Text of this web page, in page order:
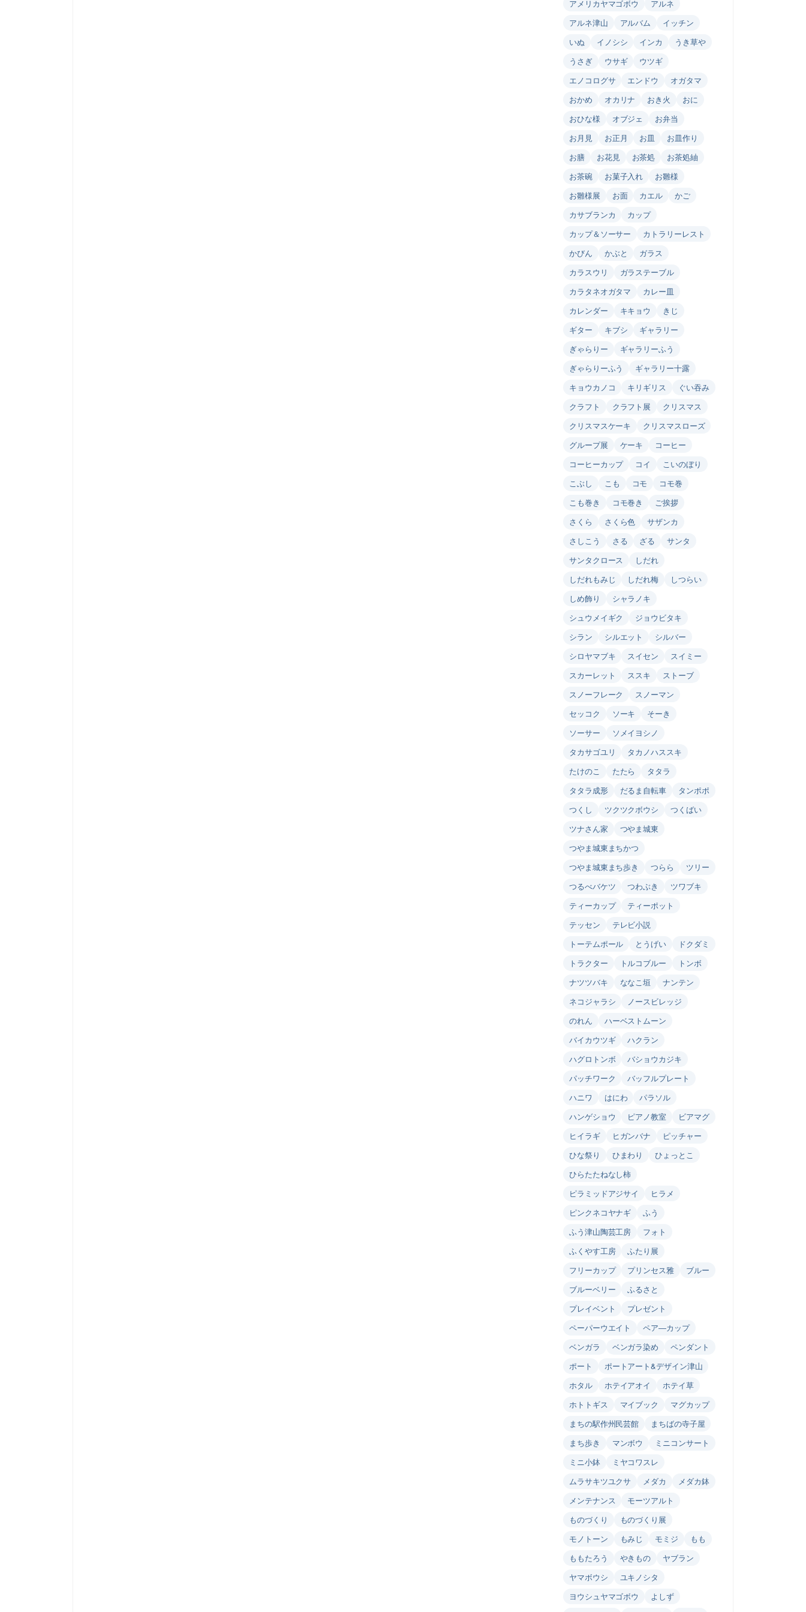
アメリカヤマゴボウ
アルネ
アルネ津山
アルバム
イッチン
いぬ
イノシシ インカ
うき草や
うさぎ
ウサギ
ウツギ
エノコログサ
エンドウ
オガタマ
おかめ
オカリナ おき火
おに
おひな様
オブジェ
お弁当
お月見
お正月 お皿
お皿作り
お膳
お花見 お茶処
お茶処紬
お茶碗
お菓子入れ
お雛様
お雛様展
お面 カエル
かご
カサブランカ
カップ
カップ＆ソーサー
カトラリーレスト
かびん
かぶと
ガラス
カラスウリ
ガラステーブル
カラタネオガタマ
カレー皿
カレンダー
キキョウ
きじ
ギター
キブシ
ギャラリー
ぎゃらりー
ギャラリーふう
ぎゃらりーふう
ギャラリー十露
キョウカノコ
キリギリス
ぐい吞み
クラフト
クラフト展
クリスマス
クリスマスケーキ
クリスマスローズ
グループ展
ケーキ
コーヒー
コーヒーカップ
コイ
こいのぼり
こぶし
こも コモ
コモ巻
こも巻き
コモ巻き
ご挨拶
さくら
さくら色
サザンカ
さしこう
さる ざる
サンタ
サンタクロース
しだれ
しだれもみじ
しだれ梅
しつらい
しめ飾り
シャラノキ
シュウメイギク
ジョウビタキ
シラン
シルエット
シルバー
シロヤマブキ
スイセン
スイミー
スカーレット
ススキ
ストーブ
スノーフレーク
スノーマン
セッコク
ソーキ
そーき
ソーサー
ソメイヨシノ
タカサゴユリ
タカノハススキ
たけのこ
たたら
タタラ
タタラ成形
だるま自転車
タンポポ
つくし
ツクツクボウシ
つくばい
ツナさん家
つやま城東
つやま城東まちかつ
つやま城東まち歩き
つらら
ツリー
つるべバケツ
つわぶき
ツワブキ
ティーカップ
ティーポット
テッセン
テレビ小説
トーテムポール
とうげい
ドクダミ
トラクター
トルコブルー
トンボ
ナツツバキ
ななこ垣
ナンテン
ネコジャラシ
ノースビレッジ
のれん
ハーベストムーン
バイカウツギ
ハクラン
ハグロトンボ
バショウカジキ
パッチワーク
バッフルプレート
ハニワ
はにわ
パラソル
ハンゲショウ
ピアノ教室
ビアマグ
ヒイラギ
ヒガンバナ
ピッチャー
ひな祭り
ひまわり
ひょっとこ
ひらたたねなし柿
ピラミッドアジサイ
ヒラメ
ピンクネコヤナギ
ふう
ふう津山陶芸工房
フォト
ふくやす工房
ふたり展
フリーカップ
プリンセス雅
ブルー
ブルーベリー
ふるさと
プレイベント
プレゼント
ペーパーウエイト
ペア―カップ
ベンガラ
ベンガラ染め
ペンダント
ポート
ポートアート&デザイン津山
ホタル
ホテイアオイ
ホテイ草
ホトトギス
マイブック
マグカップ
まちの駅作州民芸館
まちばの寺子屋
まち歩き
マンボウ
ミニコンサート
ミニ小鉢
ミヤコワスレ
ムラサキツユクサ
メダカ
メダカ鉢
メンテナンス
モーツアルト
ものづくり
ものづくり展
モノトーン
もみじ モミジ
もも
ももたろう
やきもの
ヤブラン
ヤマボウシ
ユキノシタ
ヨウシュヤマゴボウ
よしず